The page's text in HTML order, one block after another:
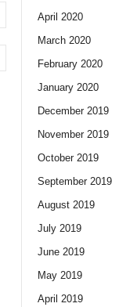
April 2020
March 2020
February 2020
January 2020
December 2019
November 2019
October 2019
September 2019
August 2019
July 2019
June 2019
May 2019
April 2019